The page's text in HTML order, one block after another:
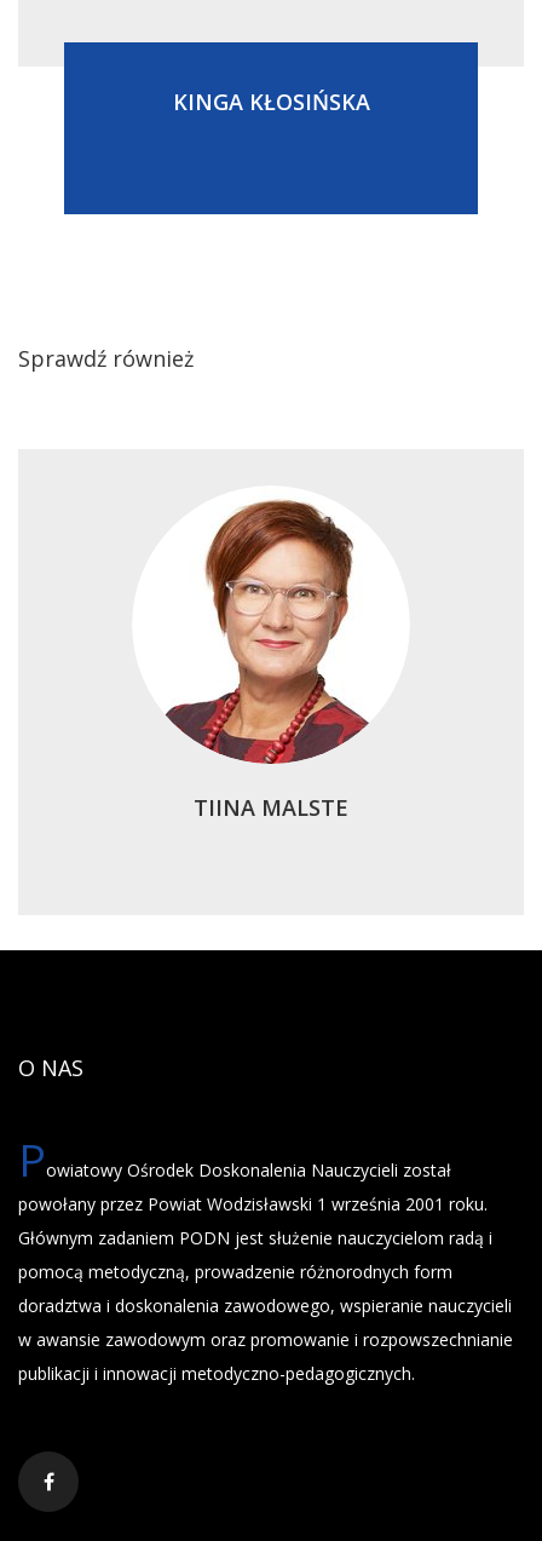
KINGA KŁOSIŃSKA
Sprawdź również
TIINA MALSTE
O NAS
Powiatowy Ośrodek Doskonalenia Nauczycieli został
powołany przez Powiat Wodzisławski 1 września 2001 roku.
Głównym zadaniem PODN jest służenie nauczycielom radą i
pomocą metodyczną, prowadzenie różnorodnych form
doradztwa i doskonalenia zawodowego, wspieranie nauczycieli
w awansie zawodowym oraz promowanie i rozpowszechnianie
publikacji i innowacji metodyczno-pedagogicznych.